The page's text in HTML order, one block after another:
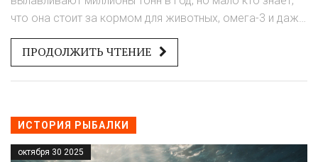
что она стоит за кормом для животных, омега-3 и даже
хлебом. История промысла, статистика и почему это
важно для каждого.
ПРОДОЛЖИТЬ ЧТЕНИЕ
ИСТОРИЯ РЫБАЛКИ
октября 30 2025